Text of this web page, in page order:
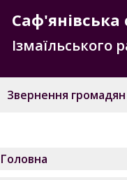
Саф'янівська
Ізмаїльського
Звернення громадян
Головна